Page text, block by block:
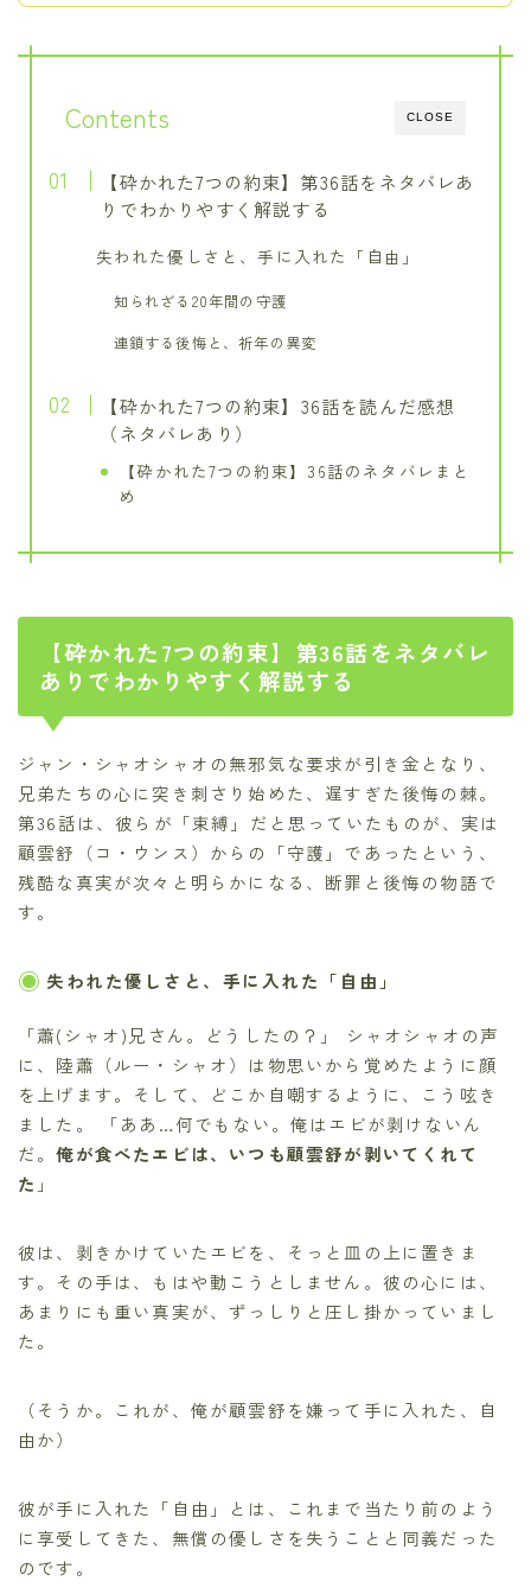
CLOSE
Contents
【砕かれた7つの約束】第36話をネタバレあ
りでわかりやすく解説する
失われた優しさと、手に入れた「自由」
知られざる20年間の守護
連鎖する後悔と、祈年の異変
【砕かれた7つの約束】36話を読んだ感想
（ネタバレあり）
【砕かれた7つの約束】36話のネタバレまと
め
【砕かれた7つの約束】第36話をネタバレ
ありでわかりやすく解説する
ジャン・シャオシャオの無邪気な要求が引き金となり、
兄弟たちの心に突き刺さり始めた、遅すぎた後悔の棘。
第36話は、彼らが「束縛」だと思っていたものが、実は
顧雲舒（コ・ウンス）からの「守護」であったという、
残酷な真実が次々と明らかになる、断罪と後悔の物語で
す。
失われた優しさと、手に入れた「自由」
「蕭(シャオ)兄さん。どうしたの？」 シャオシャオの声
に、陸蕭（ルー・シャオ）は物思いから覚めたように顔
を上げます。そして、どこか自嘲するように、こう呟き
ました。 「ああ…何でもない。俺はエビが剥けないん
だ。俺が食べたエビは、いつも顧雲舒が剥いてくれて
た 」
彼は、剥きかけていたエビを、そっと皿の上に置きま
す。その手は、もはや動こうとしません。彼の心には、
あまりにも重い真実が、ずっしりと圧し掛かっていまし
た。
（そうか。これが、俺が顧雲舒を嫌って手に入れた、自
由か）
彼が手に入れた「自由」とは、これまで当たり前のよう
に享受してきた、無償の優しさを失うことと同義だった
のです。